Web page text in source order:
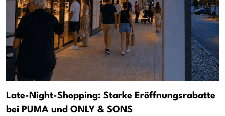
Late-Night-Shopping: Starke Eröffnungsrabatte
bei PUMA und ONLY & SONS